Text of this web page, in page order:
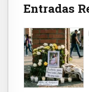
Entradas